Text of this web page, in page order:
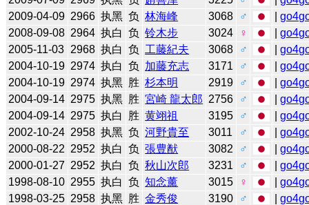
2009-04-09 2966 执黑 负 林海峰 3068 ♂ |
2008-09-08 2964 执白 负 铃木步 3024 ♀ |
2005-11-03 2968 执白 负 工藤紀夫 3068 ♂ |
2004-10-19 2974 执白 负 加藤充志 3171 ♂ |
2004-10-19 2974 执黑 胜 杉本明 2919 ♂ |
2004-09-14 2975 执黑 胜 宮崎 龍太郎 2756 ♂ |
2004-09-14 2975 执白 胜 黄翊祖 3195 ♂ |
2002-10-24 2958 执黑 负 河野貴至 3011 ♂ |
2000-08-22 2952 执白 负 張豊猷 3082 ♂ |
2000-01-27 2952 执白 负 秋山次郎 3231 ♂ |
1998-08-10 2955 执白 负 知念薰 3015 ♀ |
1998-03-25 2958 执黑 胜 金秀俊 3190 ♂ |